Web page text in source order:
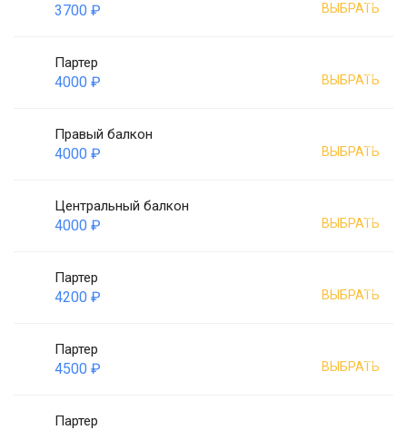
3700 ₽ ВЫБРАТЬ
Партер
4000 ₽ ВЫБРАТЬ
Правый балкон
4000 ₽ ВЫБРАТЬ
Центральный балкон
4000 ₽ ВЫБРАТЬ
Партер
4200 ₽ ВЫБРАТЬ
Партер
4500 ₽ ВЫБРАТЬ
Партер